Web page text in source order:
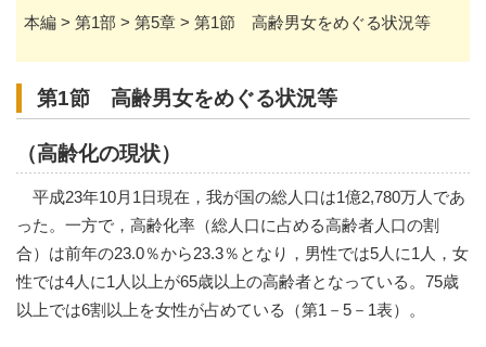
本編 > 第1部 > 第5章 > 第1節 高齢男女をめぐる状況等
第1節 高齢男女をめぐる状況等
（高齢化の現状）
平成23年10月1日現在，我が国の総人口は1億2,780万人であ
った。一方で，高齢化率（総人口に占める高齢者人口の割
合）は前年の23.0％から23.3％となり，男性では5人に1人，女
性では4人に1人以上が65歳以上の高齢者となっている。75歳
以上では6割以上を女性が占めている（第1－5－1表）。